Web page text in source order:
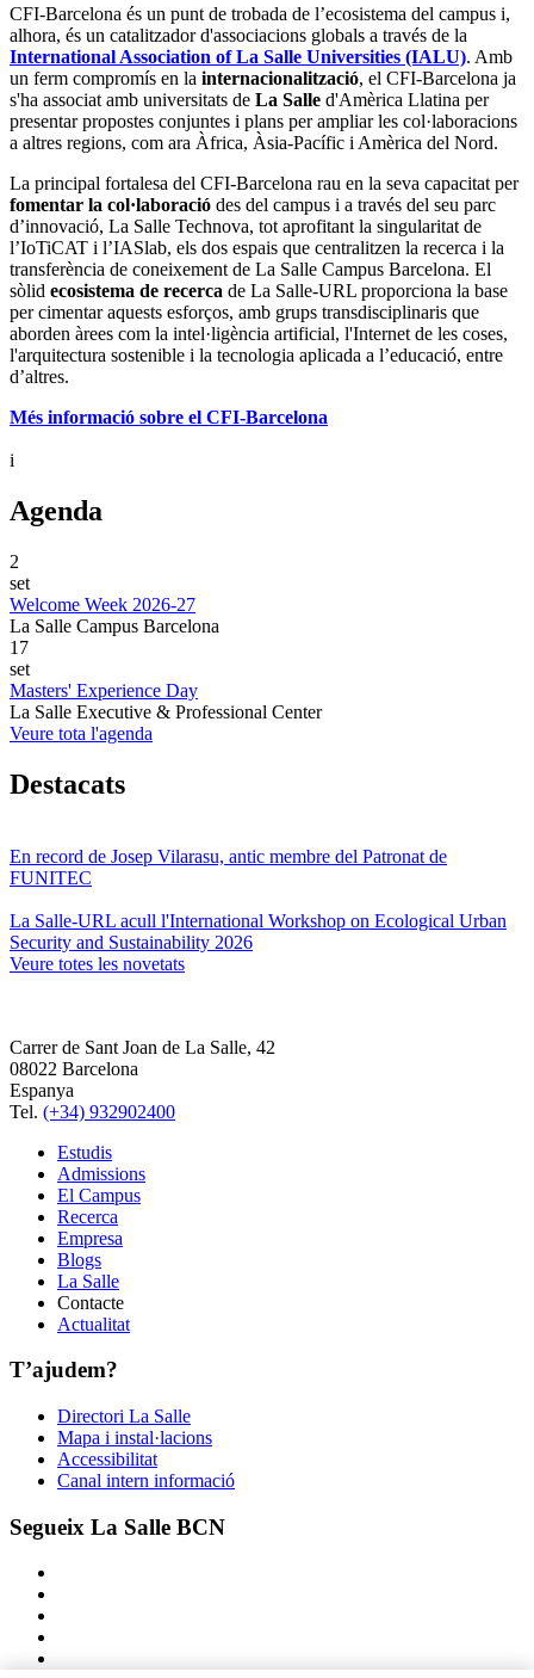
CFI-Barcelona és un punt de trobada de l’ecosistema del campus i,
alhora, és un catalitzador d'associacions globals a través de la
International Association of La Salle Universities (IALU). Amb
un ferm compromís en la internacionalització, el CFI-Barcelona ja
s'ha associat amb universitats de La Salle d'Amèrica Llatina per
presentar propostes conjuntes i plans per ampliar les col·laboracions
a altres regions, com ara Àfrica, Àsia-Pacífic i Amèrica del Nord.
La principal fortalesa del CFI-Barcelona rau en la seva capacitat per
fomentar la col·laboració des del campus i a través del seu parc
d’innovació, La Salle Technova, tot aprofitant la singularitat de
l’IoTiCAT i l’IASlab, els dos espais que centralitzen la recerca i la
transferència de coneixement de La Salle Campus Barcelona. El
sòlid ecosistema de recerca de La Salle-URL proporciona la base
per cimentar aquests esforços, amb grups transdisciplinaris que
aborden àrees com la intel·ligència artificial, l'Internet de les coses,
l'arquitectura sostenible i la tecnologia aplicada a l’educació, entre
d’altres.
Més informació sobre el CFI-Barcelona
i
Agenda
2
set
Welcome Week 2026-27
La Salle Campus Barcelona
17
set
Masters' Experience Day
La Salle Executive & Professional Center
Veure tota l'agenda
Destacats
En record de Josep Vilarasu, antic membre del Patronat de
FUNITEC
La Salle-URL acull l'International Workshop on Ecological Urban
Security and Sustainability 2026
Veure totes les novetats
Carrer de Sant Joan de La Salle, 42
08022 Barcelona
Espanya
Tel. (+34) 932902400
Estudis
Admissions
El Campus
Recerca
Empresa
Blogs
La Salle
Contacte
Actualitat
T’ajudem?
Directori La Salle
Mapa i instal·lacions
Accessibilitat
Canal intern informació
Segueix La Salle BCN